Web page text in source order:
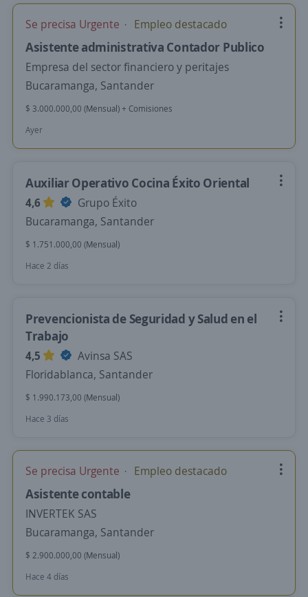
Se precisa Urgente Empleo destacado
Asistente administrativa Contador Publico
Empresa del sector financiero y peritajes
Bucaramanga, Santander
$ 3.000.000,00 (Mensual) + Comisiones
Ayer
Auxiliar Operativo Cocina Éxito Oriental
4,6
Grupo Éxito
Bucaramanga, Santander
$ 1.751.000,00 (Mensual)
Hace 2 días
Prevencionista de Seguridad y Salud en el
Trabajo
4,5
Avinsa SAS
Floridablanca, Santander
$ 1.990.173,00 (Mensual)
Hace 3 días
Se precisa Urgente Empleo destacado
Asistente contable
INVERTEK SAS
Bucaramanga, Santander
$ 2.900.000,00 (Mensual)
Hace 4 días